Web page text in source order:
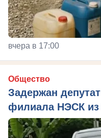
вчера в 17:00
Общество
Задержан
филиала НЭСК